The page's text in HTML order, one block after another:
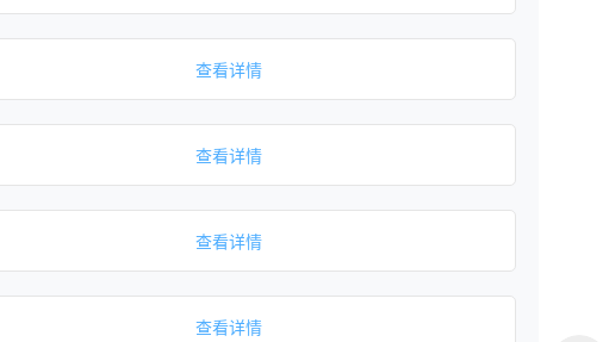
查看详情
查看详情
查看详情
查看详情